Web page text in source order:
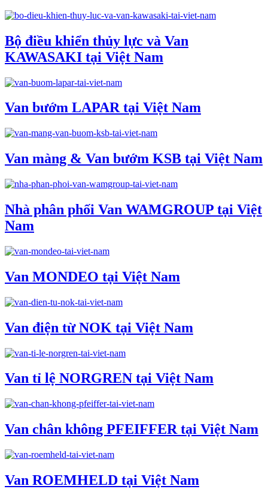
Bộ điều khiển thủy lực và Van
KAWASAKI tại Việt Nam
Van bướm LAPAR tại Việt Nam
Van màng & Van bướm KSB tại Việt Nam
Nhà phân phối Van WAMGROUP tại Việt
Nam
Van MONDEO tại Việt Nam
Van điện từ NOK tại Việt Nam
Van tỉ lệ NORGREN tại Việt Nam
Van chân không PFEIFFER tại Việt Nam
Van ROEMHELD tại Việt Nam